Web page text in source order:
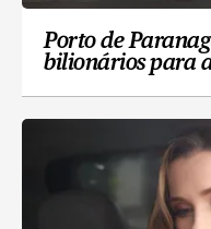
Porto de
bilionários para